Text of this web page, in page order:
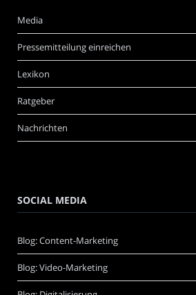
Media
Pressemitteilung einreichen
Lexikon
Ratgeber
Nachrichten
SOCIAL MEDIA
Blog: Content-Marketing
Blog: Video-Marketing